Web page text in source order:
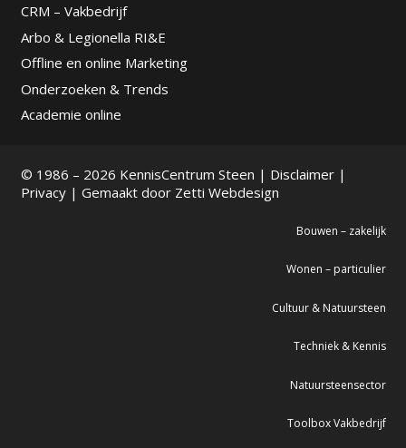
CRM – Vakbedrijf
Arbo & Legionella RI&E
Offline en online Marketing
Onderzoeken & Trends
Academie online
© 1986 – 2026 KennisCentrum Steen | Disclaimer|
Privacy| Gemaakt door Zetti Webdesign
Bouwen – zakelijk
Wonen – particulier
Cultuur & Natuursteen
Techniek & Kennis
Natuursteensector
Toolbox Vakbedrijf